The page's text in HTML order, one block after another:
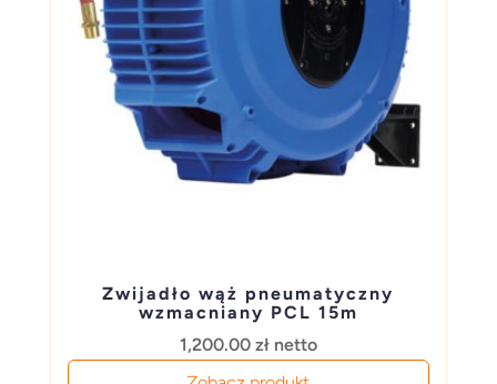
Zwijadło wąż pneumatyczny
wzmacniany PCL 15m
1,200.00 zł netto